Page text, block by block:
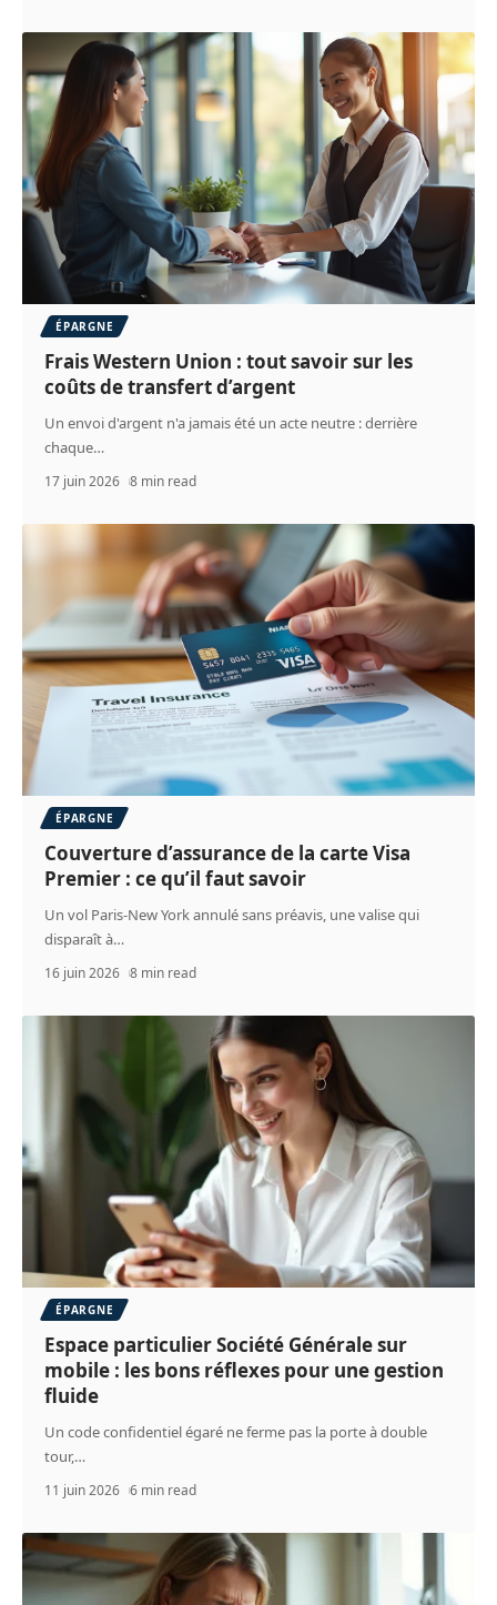
ÉPARGNE
Frais Western Union : tout savoir sur les
coûts de transfert d’argent
Un envoi d'argent n'a jamais été un acte neutre : derrière
chaque…
17 juin 2026 8 min read
ÉPARGNE
Couverture d’assurance de la carte Visa
Premier : ce qu’il faut savoir
Un vol Paris-New York annulé sans préavis, une valise qui
disparaît à…
16 juin 2026 8 min read
ÉPARGNE
Espace particulier Société Générale sur
mobile : les bons réflexes pour une gestion
fluide
Un code confidentiel égaré ne ferme pas la porte à double
tour,…
11 juin 2026 6 min read